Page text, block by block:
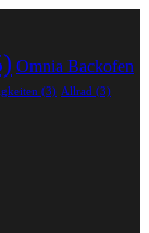
Omnia Backofen
(3) Allrad (3)